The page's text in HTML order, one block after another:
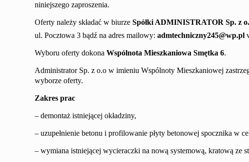
niniejszego zaproszenia.
Oferty należy składaćw biurze Spółki ADMINISTRATORSp. z
ul. Pocztowa 3bądź na adres mailowy: admtechniczny245@wp.pl
Wyboru oferty dokonaWspólnota MieszkaniowaSmętka 6.
Administrator Sp. z o.o w imieniu Wspólnoty Mieszkaniowej
wyborze oferty.
Zakres prac
– demontaż istniejącej okładziny,
– uzupełnienie betonu i profilowanie płyty betonowej spocznika w
– wymiana istniejącej wycieraczki na nową systemową, kratową ze